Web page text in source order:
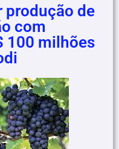
produção de
com
100 milhões